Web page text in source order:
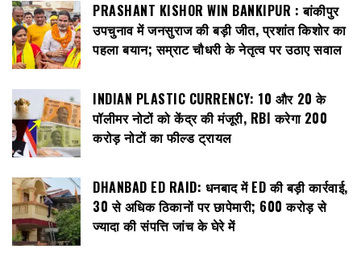
PRASHANT KISHOR WIN BANKIPUR : बांकीपुर
उपचुनाव में जनसुराज की बड़ी जीत, प्रशांत किशोर का
पहला बयान; सम्राट चौधरी के नेतृत्व पर उठाए सवाल
INDIAN PLASTIC CURRENCY: ₹10 और ₹20 के
पॉलीमर नोटों को केंद्र की मंजूरी, RBI करेगा 200
करोड़ नोटों का फील्ड ट्रायल
DHANBAD ED RAID: धनबाद में ED की बड़ी कार्रवाई,
30 से अधिक ठिकानों पर छापेमारी; 600 करोड़ से
ज्यादा की संपत्ति जांच के घेरे में